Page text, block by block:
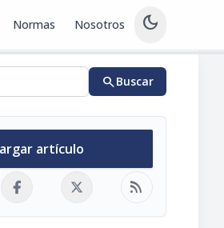
Normas Nosotros dark_mode
searchBuscar
artículo
rss_feed